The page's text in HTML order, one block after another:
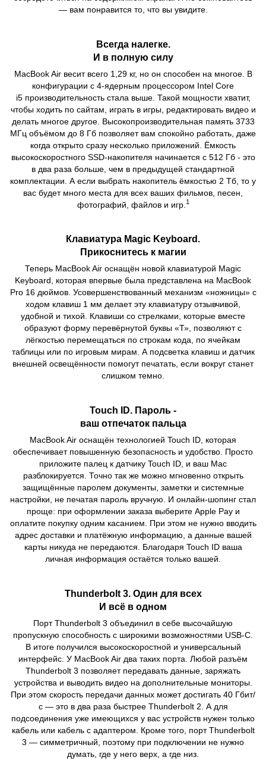
— вам понравится то, что вы увидите.
Всегда налегке.
И в полную силу
MacBook Air весит всего 1,29 кг, но он способен на многое. В
конфигурации с 4‑ядерным процессором Intel Core
i5 производительность стала выше. Такой мощности хватит,
чтобы ходить по сайтам, играть в игры, редактировать видео и
делать многое другое. Высокопроизводительная память 3733
МГц объёмом до 8 Гб позволяет вам спокойно работать, даже
когда открыто сразу несколько приложений. Ёмкость
высокоскоростного SSD‑накопителя начинается с 512 Гб - это
в два раза больше, чем в предыдущей стандартной
комплектации. А если выбрать накопитель ёмкостью 2 Тб, то у
вас будет много места для всех ваших фильмов, песен,
фотографий, файлов и игр. 1
Клавиатура Magic Keyboard.
Прикоснитесь к магии
Теперь MacBook Air оснащён новой клавиатурой Magic
Keyboard, которая впервые была представлена на MacBook
Pro 16 дюймов. Усовершенствованный механизм «ножницы» с
ходом клавиш 1 мм делает эту клавиатуру отзывчивой,
удобной и тихой. Клавиши со стрелками, которые вместе
образуют форму перевёрнутой буквы «Т», позволяют с
лёгкостью перемещаться по строкам кода, по ячейкам
таблицы или по игровым мирам. А подсветка клавиш и датчик
внешней освещённости помогут печатать, если вокруг станет
слишком темно.
Touch ID. Пароль -
ваш отпечаток пальца
MacBook Air оснащён технологией Touch ID, которая
обеспечивает повышенную безопасность и удобство. Просто
приложите палец к датчику Touch ID, и ваш Mac
разблокируется. Точно так же можно мгновенно открыть
защищённые паролем документы, заметки и системные
настройки, не печатая пароль вручную. И онлайн-шопинг стал
проще: при оформлении заказа выберите Apple Pay и
оплатите покупку одним касанием. При этом не нужно вводить
адрес доставки и платёжную информацию, а данные вашей
карты никуда не передаются. Благодаря Touch ID ваша
личная информация остаётся только вашей.
Thunderbolt 3. Один для всех
И всё в одном
Порт Thunderbolt 3 объединил в себе высочайшую
пропускную способность с широкими возможностями USB‑C.
В итоге получился высокоскоростной и универсальный
интерфейс. У MacBook Air два таких порта. Любой разъём
Thunderbolt 3 позволяет передавать данные, заряжать
устройства и выводить видео на дополнительные мониторы.
При этом скорость передачи данных может достигать 40 Гбит/
с — это в два раза быстрее Thunderbolt 2. А для
подсоединения уже имеющихся у вас устройств нужен только
кабель или кабель с адаптером. Кроме того, порт Thunderbolt
3 — симметричный, поэтому при подключении не нужно
думать, где у него верх, а где низ.